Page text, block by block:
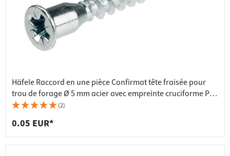
Häfele Raccord en une pièce Confirmat tête fraisée pour
trou de forage Ø 5 mm acier avec empreinte cruciforme PZ3
galvanisé, 7x50 mm
(2)
0.05 EUR*